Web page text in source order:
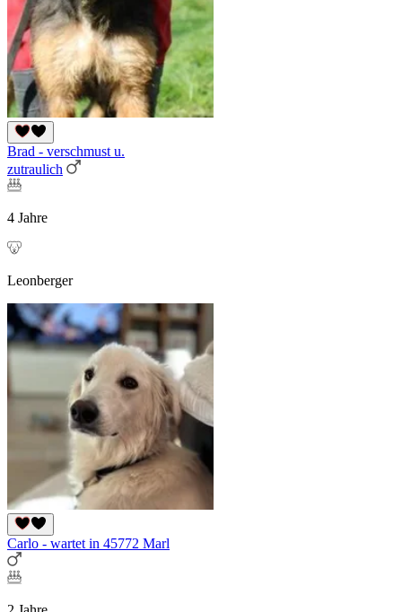
Brad - verschmust u.
zutraulich
4 Jahre
Leonberger
Carlo - wartet in 45772 Marl